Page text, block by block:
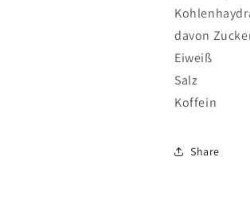
davon
Eiweiß
Salz
Koffein
Share